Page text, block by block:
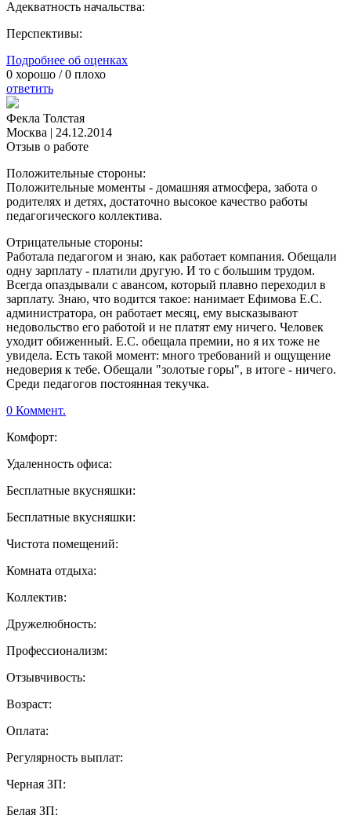
Адекватность начальства:
Перспективы:
Подробнее об оценках
0 хорошо /0 плохо
ответить
Фекла Толстая
Москва | 24.12.2014
Отзыв о работе
Положительные стороны:
Положительные моменты - домашняя атмосфера, забота о
родителях и детях, достаточно высокое качество работы
педагогического коллектива.
Отрицательные стороны:
Работала педагогом и знаю, как работает компания. Обещали
одну зарплату - платили другую. И то с большим трудом.
Всегда опаздывали с авансом, который плавно переходил в
зарплату. Знаю, что водится такое: нанимает Ефимова Е.С.
администратора, он работает месяц, ему высказывают
недовольство его работой и не платят ему ничего. Человек
уходит обиженный. Е.С. обещала премии, но я их тоже не
увидела. Есть такой момент: много требований и ощущение
недоверия к тебе. Обещали "золотые горы", в итоге - ничего.
Среди педагогов постоянная текучка.
0 Коммент.
Комфорт:
Удаленность офиса:
Бесплатные вкусняшки:
Бесплатные вкусняшки:
Чистота помещений:
Комната отдыха:
Коллектив:
Дружелюбность:
Профессионализм:
Отзывчивость:
Возраст:
Оплата:
Регулярность выплат:
Черная ЗП:
Белая ЗП: